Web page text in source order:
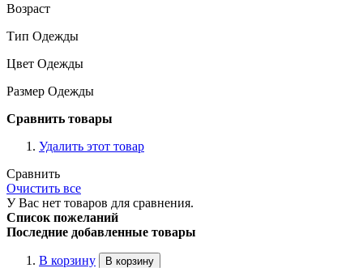
Возраст
Тип Одежды
Цвет Одежды
Размер Одежды
Сравнить товары
Удалить этот товар
Сравнить
Очистить все
У Вас нет товаров для сравнения.
Список пожеланий
Последние добавленные товары
В корзину В корзину